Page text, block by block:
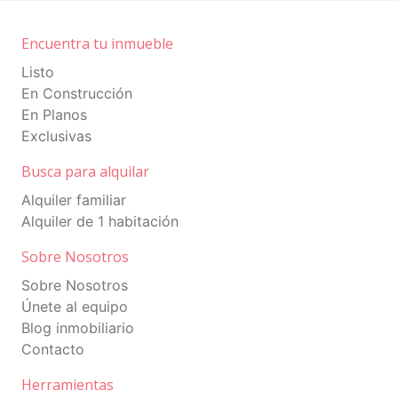
aniversario y cumpleaños. Localizado en
el Piso 16 con las más espectaculares
vistas al mar y la ciudad.
•The Pet-Station:Área especial al aire
amigo (mascotas).
•The Playground: Área de juego de niños
profesionalmente decorada, con con
pantallas aptas para jugar video juegos
•Terraza con outdoor cinema, incluyendo
proyector para exteriores a ser utilizado
en proyecciones nocturnas.
Encuentra tu inmueble
Listo
En Construcción
En Planos
Exclusivas
Busca para alquilar
Alquiler familiar
Alquiler de 1 habitación
Sobre Nosotros
Sobre Nosotros
Únete al equipo
Blog inmobiliario
Contacto
Herramientas